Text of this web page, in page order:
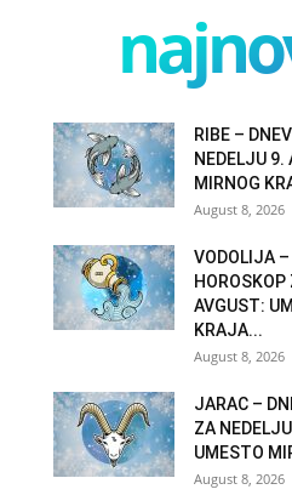
RIBE –
NEDELJU 9.
MIRNOG
August 8, 2026
VODOLIJA –
HOROSKOP
AVGUST:
KRAJA...
August 8, 2026
JARAC –
ZA
UMESTO
August 8, 2026